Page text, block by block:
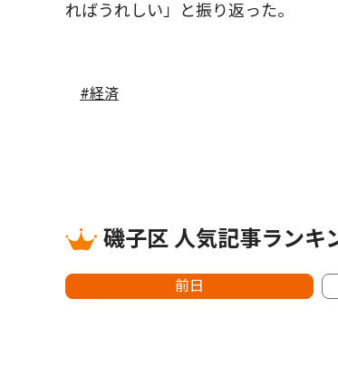
ればうれしい」と振り返った。
#経済
磯子区 人気記事ランキ
前日